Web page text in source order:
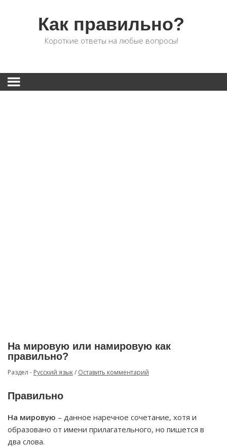
Как правильно?
Короткие ответы на любые вопросы!
На мировую или намировую как
правильно?
Раздел - Русский язык/ Оставить комментарий
Правильно
На мировую – данное наречное сочетание, хотя и
образовано от имени прилагательного, но пишется в
два слова.